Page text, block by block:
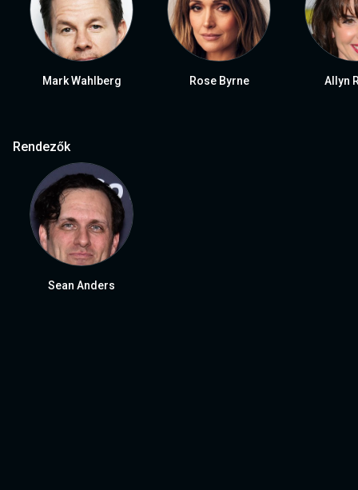
Mark Wahlberg Rose Byrne Allyn
Rendezők
Sean Anders